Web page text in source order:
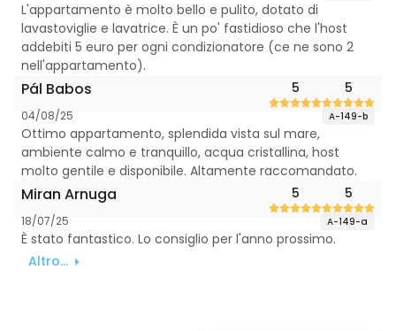
L'appartamento è molto bello e pulito, dotato di
lavastoviglie e lavatrice. È un po' fastidioso che l'host
addebiti 5 euro per ogni condizionatore (ce ne sono 2
nell'appartamento).
Pál Babos 5 5
04/08/25 A-149-b
Ottimo appartamento, splendida vista sul mare,
ambiente calmo e tranquillo, acqua cristallina, host
molto gentile e disponibile. Altamente raccomandato.
Miran Arnuga 5 5
18/07/25 A-149-a
È stato fantastico. Lo consiglio per l'anno prossimo.
Altro...